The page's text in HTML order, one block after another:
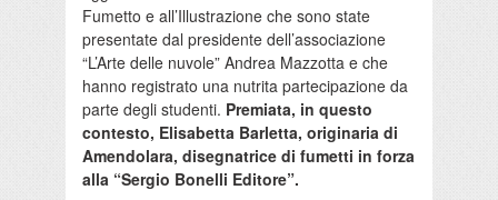
Fumetto e all’Illustrazione che sono state
presentate dal presidente dell’associazione
“L’Arte delle nuvole” Andrea Mazzotta e che
hanno registrato una nutrita partecipazione da
parte degli studenti. Premiata, in questo
contesto, Elisabetta Barletta, originaria di
Amendolara, disegnatrice di fumetti in forza
alla “Sergio Bonelli Editore”.